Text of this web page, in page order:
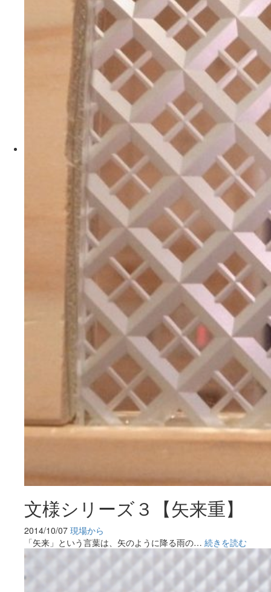
文様シリーズ３【矢来重】
2014/10/07 現場から
「矢来」という言葉は、矢のように降る雨の… 続きを読む